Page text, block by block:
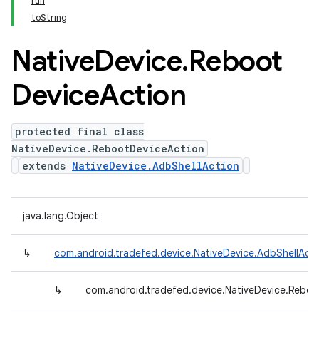
toString
NativeDevice.Reboot
DeviceAction
protected final class
NativeDevice.RebootDeviceAction
extends NativeDevice.AdbShellAction
java.lang.Object
↳
↳